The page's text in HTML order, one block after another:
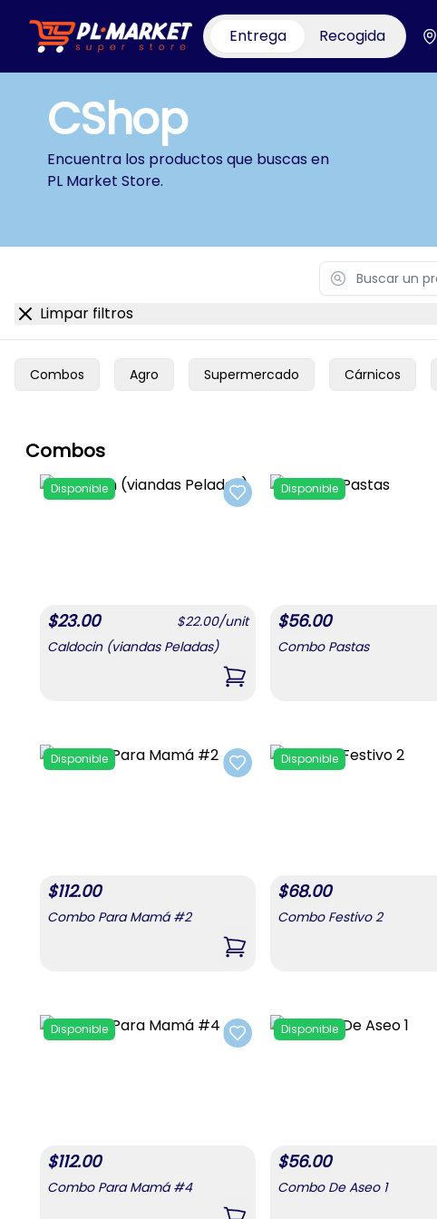
PL Market Store Entrega Recogida
CShop
Encuentra los productos que buscas en
PL Market Store.
Search
Limpar filtros
Combos Agro Supermercado Cárnicos
Combos
Add to favorites
Disponible
$23.00 $22.00/unit
Caldocin (viandas Peladas)
,Caldocin (viandas Peladas)
Disponible
$56.00
Combo Pastas
Add to favorites
Disponible
$112.00
Combo Para Mamá #2
,Combo Para Mamá #2
Disponible
$68.00
Combo Festivo 2
Add to favorites
Disponible
$112.00
Combo Para Mamá #4
Disponible
$56.00
Combo De Aseo 1